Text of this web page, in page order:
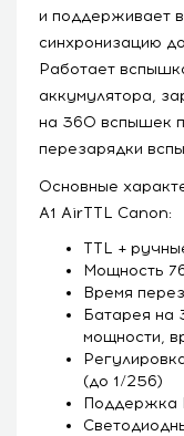
и поддерживает
синхронизацию
Работает
аккумулятора,
на 360 вспышек
перезарядки
Основные
A1 AirTTL Canon:
TTL +
Мощность
Время
Батарея на
мощности,
(до 1/256)
Поддержка